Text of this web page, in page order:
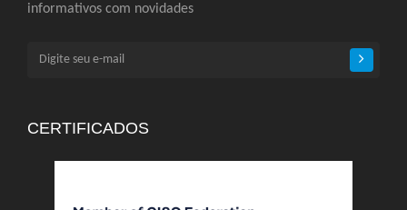
informativos com novidades
CERTIFICADOS